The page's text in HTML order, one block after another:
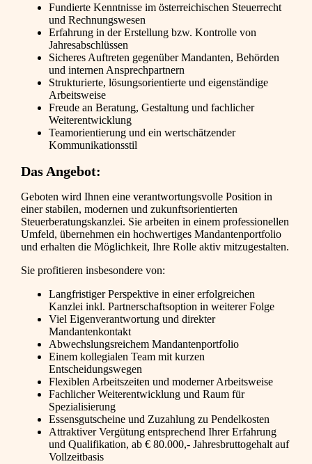
Fundierte Kenntnisse im österreichischen Steuerrecht
und Rechnungswesen
Erfahrung in der Erstellung bzw. Kontrolle von
Jahresabschlüssen
Sicheres Auftreten gegenüber Mandanten, Behörden
und internen Ansprechpartnern
Strukturierte, lösungsorientierte und eigenständige
Arbeitsweise
Freude an Beratung, Gestaltung und fachlicher
Weiterentwicklung
Teamorientierung und ein wertschätzender
Kommunikationsstil
Das Angebot:
Geboten wird Ihnen eine verantwortungsvolle Position in
einer stabilen, modernen und zukunftsorientierten
Steuerberatungskanzlei. Sie arbeiten in einem professionellen
Umfeld, übernehmen ein hochwertiges Mandantenportfolio
und erhalten die Möglichkeit, Ihre Rolle aktiv mitzugestalten.
Sie profitieren insbesondere von:
Langfristiger Perspektive in einer erfolgreichen
Kanzlei inkl. Partnerschaftsoption in weiterer Folge
Viel Eigenverantwortung und direkter
Mandantenkontakt
Abwechslungsreichem Mandantenportfolio
Einem kollegialen Team mit kurzen
Entscheidungswegen
Flexiblen Arbeitszeiten und moderner Arbeitsweise
Fachlicher Weiterentwicklung und Raum für
Spezialisierung
Essensgutscheine und Zuzahlung zu Pendelkosten
Attraktiver Vergütung entsprechend Ihrer Erfahrung
und Qualifikation, ab € 80.000,- Jahresbruttogehalt auf
Vollzeitbasis